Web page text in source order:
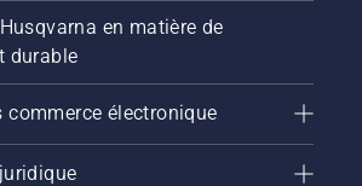
en matière de
durable
commerce électronique